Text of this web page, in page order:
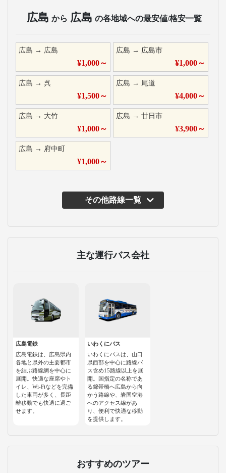
広島 から 広島 の各地域への最安値/格安一覧
広島 → 広島
¥1,000～
広島 → 広島市
¥1,000～
広島 → 呉
¥1,500～
広島 → 尾道
¥4,000～
広島 → 大竹
¥1,000～
広島 →廿日市
¥3,900～
広島 → 府中町
¥1,000～
その他路線一覧
主な運行バス会社
広島電鉄
広島電鉄は、広島県内
各地と県外の主要都市
を結ぶ路線網を中心に
展開。快適な座席やト
イレ、Wi-Fiなどを完備
した車両が多く、長距
離移動でも快適に過ご
せます。
いわくにバス
いわくにバスは、山口
県西部を中心に路線バ
ス含め15路線以上を展
開。国指定の名称であ
る錦帯橋へ広島から向
かう路線や、岩国空港
へのアクセス線があ
り、便利で快適な移動
を提供します。
おすすめのツアー